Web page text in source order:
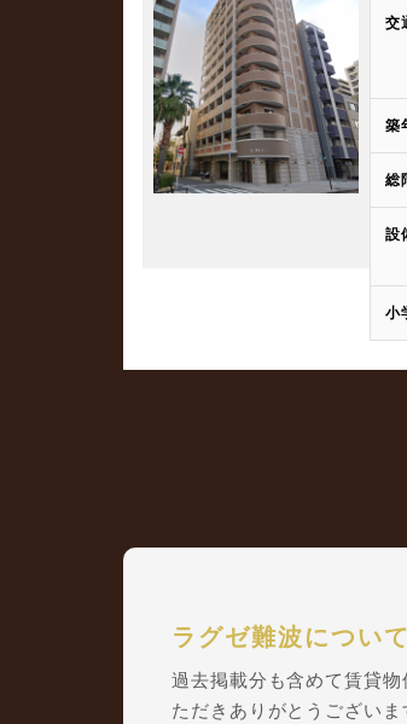
交
築
総
設
小
ラグゼ難波について
過去掲載分も含めて賃貸
ただきありがとうございま